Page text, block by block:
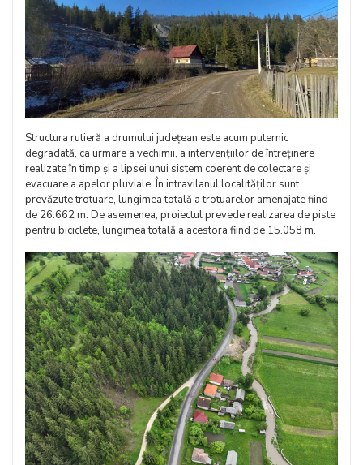
Structura rutieră a drumului județean este acum puternic
degradată, ca urmare a vechimii, a intervențiilor de întreținere
realizate în timp și a lipsei unui sistem coerent de colectare și
evacuare a apelor pluviale. În intravilanul localităților sunt
prevăzute trotuare, lungimea totală a trotuarelor amenajate fiind
de 26.662 m. De asemenea, proiectul prevede realizarea de piste
pentru biciclete, lungimea totală a acestora fiind de 15.058 m.